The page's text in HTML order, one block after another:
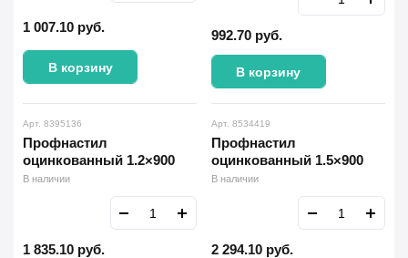
1 007.10 руб.
В корзину
992.70 руб.
В корзину
Арт. 8395136
Профнастил
оцинкованный 1.2×900
В наличии
1 835.10 руб.
Арт. 8534419
Профнастил
оцинкованный 1.5×900
В наличии
2 294.10 руб.